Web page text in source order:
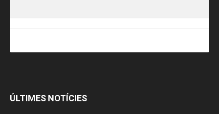
ÚLTIMES NOTÍCIES